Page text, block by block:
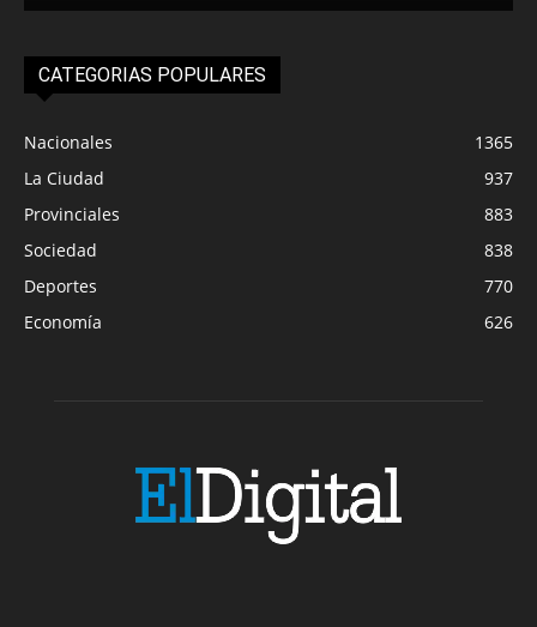
CATEGORIAS POPULARES
Nacionales
1365
La Ciudad
937
Provinciales
883
Sociedad
838
Deportes
770
Economía
626